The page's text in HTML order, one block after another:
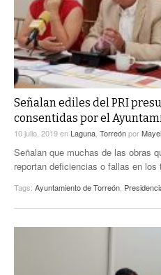
Señalan ediles del PRI
consentidas por el
10 julio, 2019en Laguna Torreónpor
Señalan que muchas de las obras
reportan deficiencias o fallas en
Tags: Ayuntamiento de Torreón